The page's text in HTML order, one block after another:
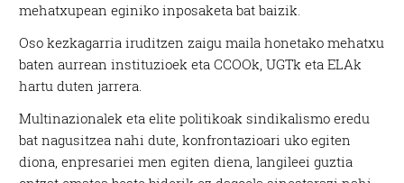
mehatxupean eginiko inposaketa bat baizik.
Oso kezkagarria iruditzen zaigu maila honetako mehatxu
baten aurrean instituzioek eta CCOOk, UGTk eta ELAk
hartu duten jarrera.
Multinazionalek eta elite politikoak sindikalismo eredu
bat nagusitzea nahi dute, konfrontazioari uko egiten
diona, enpresariei men egiten diena, langileei guztia